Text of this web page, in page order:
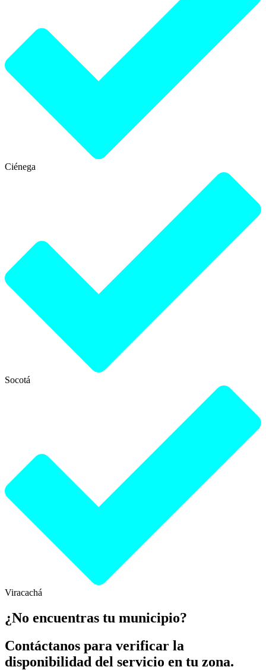
Ciénega
Socotá
Viracachá
¿No encuentras tu municipio?
Contáctanos para verificar la
disponibilidad del servicio en tu zona.